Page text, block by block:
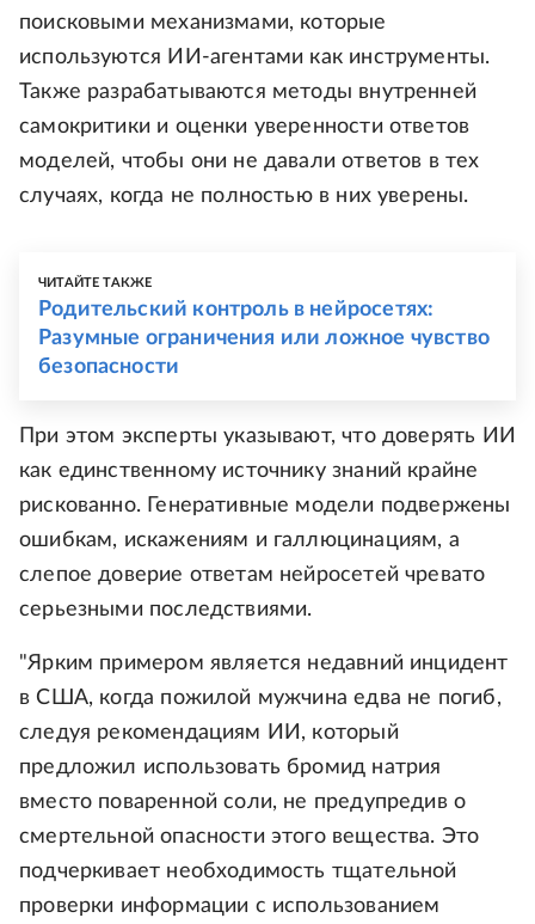
поисковыми механизмами, которые
используются ИИ-агентами как инструменты.
Также разрабатываются методы внутренней
самокритики и оценки уверенности ответов
моделей, чтобы они не давали ответов в тех
случаях, когда не полностью в них уверены.
ЧИТАЙТЕ ТАКЖЕ
Родительский контроль в нейросетях:
Разумные ограничения или ложное чувство
безопасности
При этом эксперты указывают, что доверять ИИ
как единственному источнику знаний крайне
рискованно. Генеративные модели подвержены
ошибкам, искажениям и галлюцинациям, а
слепое доверие ответам нейросетей чревато
серьезными последствиями.
"Ярким примером является недавний инцидент
в США, когда пожилой мужчина едва не погиб,
следуя рекомендациям ИИ, который
предложил использовать бромид натрия
вместо поваренной соли, не предупредив о
смертельной опасности этого вещества. Это
подчеркивает необходимость тщательной
проверки информации с использованием